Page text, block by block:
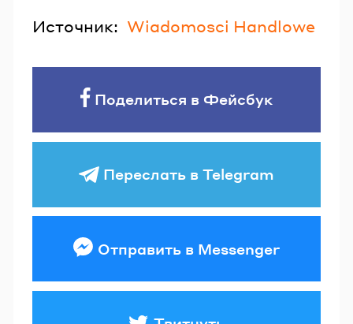
Источник: Wiadomosci Handlowe
Поделиться в Фейсбук
Переслать в Telegram
Отправить в Messenger